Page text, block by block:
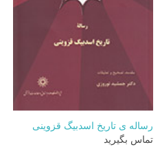
رساله ی تاریخ اسدبیگ قزوینی
تماس بگیرید